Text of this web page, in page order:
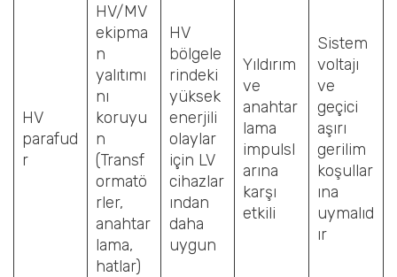
HV
parafud
r
HV/MV
ekipma
n
yalıtımı
nı
koruyu
n
(Transf
ormatö
rler,
anahtar
lama,
hatlar)
HV
bölgele
rindeki
yüksek
enerjili
olaylar
için LV
cihazlar
ından
daha
uygun
Yıldırım
ve
anahtar
lama
impulsl
arına
karşı
etkili
Sistem
voltajı
ve
geçici
aşırı
gerilim
koşullar
ına
uymalıd
ır